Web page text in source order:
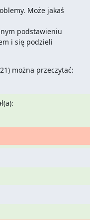
Może jakaś
podstawieniu
i się podzieli
można przeczytać: